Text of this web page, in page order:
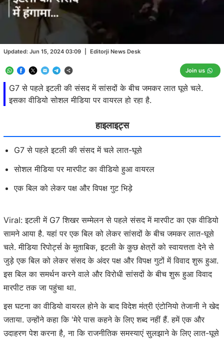
G7 से पहले इटली की संसद में सांसदों के बीच जमकर लात घूसे चले.
इसका वीडियो सोशल मीडिया पर वायरल हो रहा है.
Updated: Jun 15, 2024 03:09 Editorji News Desk
Join us
हाइलाइट्स
G7 से पहले इटली की संसद में चले लात-घूसे
सोशल मीडिया पर मारपीट का वीडियो हुआ वायरल
एक बिल को लेकर पक्ष और विपक्ष गुट भिड़े
Viral: इटली में G7 शिखर सम्मेलन से पहले संसद में मारपीट का एक वीडियो
सामने आया है. यहां पर एक बिल को लेकर सांसदों के बीच जमकर लात-घूसे
चले. मीडिया रिपोर्ट्स के मुताबिक, इटली के कुछ क्षेत्रों को स्वायत्तता देने से
जुड़े एक बिल को लेकर संसद के अंदर पक्ष और विपक्ष गुटों में विवाद शुरू हुआ.
इस बिल का समर्थन करने वाले और विरोधी सांसदों के बीच शुरू हुआ विवाद
मारपीट तक जा पहुंचा था.
इस घटना का वीडियो वायरल होने के बाद विदेश मंत्री एंटोनियो तेजानी ने खेद
जताया. उन्होंने कहा कि 'मेरे पास कहने के लिए शब्द नहीं हैं. हमें एक और
उदाहरण पेश करना है, ना कि राजनीतिक समस्याएं सुलझाने के लिए लात-घूसे